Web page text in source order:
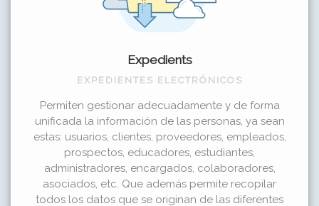
Expedients
EXPEDIENTES ELECTRÓNICOS
Permiten gestionar adecuadamente y de forma
unificada la información de las personas, ya sean
estas: usuarios, clientes, proveedores, empleados,
prospectos, educadores, estudiantes,
administradores, encargados, colaboradores,
asociados, etc. Que además permite recopilar
todos los datos que se originan de las diferentes